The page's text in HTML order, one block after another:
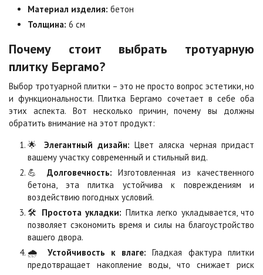
Листопад
Цена по запросу
Мокко
Цена по запросу
Оранжевая
Цена по запросу
Осень
Особая серия
Цена по запросу Цена по запросу
Сахара
Цена по запросу
Серая
Цена по запросу
Серо-белая Сомон
Материал изделия: бетон
Толщина: 6 см
Почему стоит выбрать тротуарную
плитку Бергамо?
Выбор тротуарной плитки – это не просто вопрос эстетики, но
и функциональности. Плитка Бергамо сочетает в себе оба
этих аспекта. Вот несколько причин, почему вы должны
обратить внимание на этот продукт:
🌟 Элегантный дизайн: Цвет аляска черная придаст
вашему участку современный и стильный вид.
💪 Долговечность: Изготовленная из качественного
бетона, эта плитка устойчива к повреждениям и
воздействию погодных условий.
🛠️ Простота укладки: Плитка легко укладывается, что
позволяет сэкономить время и силы на благоустройство
вашего двора.
🌧️ Устойчивость к влаге: Гладкая фактура плитки
предотвращает накопление воды, что снижает риск